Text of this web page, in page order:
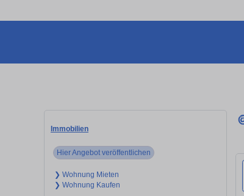
Immobilien
Hier Angebot veröffentlichen
❯ Wohnung Mieten
❯ Wohnung Kaufen